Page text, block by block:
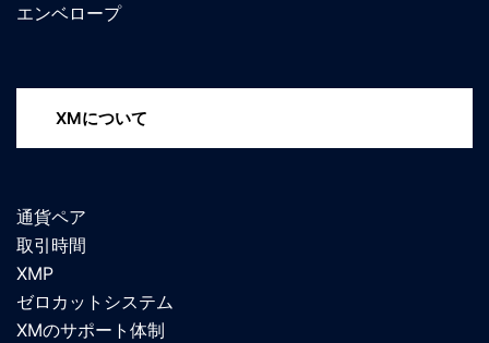
エンベロープ
XMについて
通貨ペア
取引時間
XMP
ゼロカットシステム
XMのサポート体制